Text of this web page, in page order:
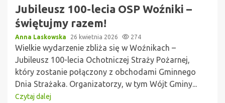
Jubileusz 100-lecia OSP Woźniki –
świętujmy razem!
Anna Laskowska 26 kwietnia 2026 274
Wielkie wydarzenie zbliża się w Woźnikach –
Jubileusz 100-lecia Ochotniczej Straży Pożarnej,
który zostanie połączony z obchodami Gminnego
Dnia Strażaka. Organizatorzy, w tym Wójt Gminy...
Czytaj dalej